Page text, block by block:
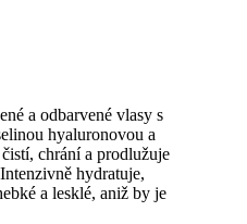
a odbarvené vlasy s
hyaluronovou a
chrání a prodlužuje
hydratuje,
a lesklé, aniž by je